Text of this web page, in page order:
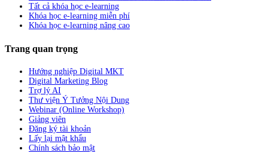
Tất cả khóa học e-learning
Khóa học e-learning miễn phí
Khóa học e-learning nâng cao
Trang quan trọng
Hướng nghiệp Digital MKT
Digital Marketing Blog
Trợ lý AI
Thư viện Ý Tưởng Nội Dung
Webinar (Online Workshop)
Giảng viên
Đăng ký tài khoản
Lấy lại mật khẩu
Chính sách bảo mật